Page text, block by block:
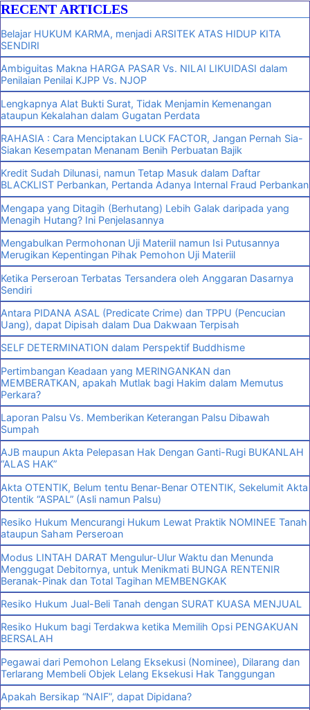
RECENT ARTICLES
Belajar HUKUM KARMA, menjadi ARSITEK ATAS HIDUP KITA
SENDIRI
Ambiguitas Makna HARGA PASAR Vs. NILAI LIKUIDASI dalam
Penilaian Penilai KJPP Vs. NJOP
Lengkapnya Alat Bukti Surat, Tidak Menjamin Kemenangan
ataupun Kekalahan dalam Gugatan Perdata
RAHASIA : Cara Menciptakan LUCK FACTOR, Jangan Pernah Sia-
Siakan Kesempatan Menanam Benih Perbuatan Bajik
Kredit Sudah Dilunasi, namun Tetap Masuk dalam Daftar
BLACKLIST Perbankan, Pertanda Adanya Internal Fraud Perbankan
Mengapa yang Ditagih (Berhutang) Lebih Galak daripada yang
Menagih Hutang? Ini Penjelasannya
Mengabulkan Permohonan Uji Materiil namun Isi Putusannya
Merugikan Kepentingan Pihak Pemohon Uji Materiil
Ketika Perseroan Terbatas Tersandera oleh Anggaran Dasarnya
Sendiri
Antara PIDANA ASAL (Predicate Crime) dan TPPU (Pencucian
Uang), dapat Dipisah dalam Dua Dakwaan Terpisah
SELF DETERMINATION dalam Perspektif Buddhisme
Pertimbangan Keadaan yang MERINGANKAN dan
MEMBERATKAN, apakah Mutlak bagi Hakim dalam Memutus
Perkara?
Laporan Palsu Vs. Memberikan Keterangan Palsu Dibawah
Sumpah
AJB maupun Akta Pelepasan Hak Dengan Ganti-Rugi BUKANLAH
“ALAS HAK”
Akta OTENTIK, Belum tentu Benar-Benar OTENTIK, Sekelumit Akta
Otentik “ASPAL” (Asli namun Palsu)
Resiko Hukum Mencurangi Hukum Lewat Praktik NOMINEE Tanah
ataupun Saham Perseroan
Modus LINTAH DARAT Mengulur-Ulur Waktu dan Menunda
Menggugat Debitornya, untuk Menikmati BUNGA RENTENIR
Beranak-Pinak dan Total Tagihan MEMBENGKAK
Resiko Hukum Jual-Beli Tanah dengan SURAT KUASA MENJUAL
Resiko Hukum bagi Terdakwa ketika Memilih Opsi PENGAKUAN
BERSALAH
Pegawai dari Pemohon Lelang Eksekusi (Nominee), Dilarang dan
Terlarang Membeli Objek Lelang Eksekusi Hak Tanggungan
Apakah Bersikap “NAIF”, dapat Dipidana?